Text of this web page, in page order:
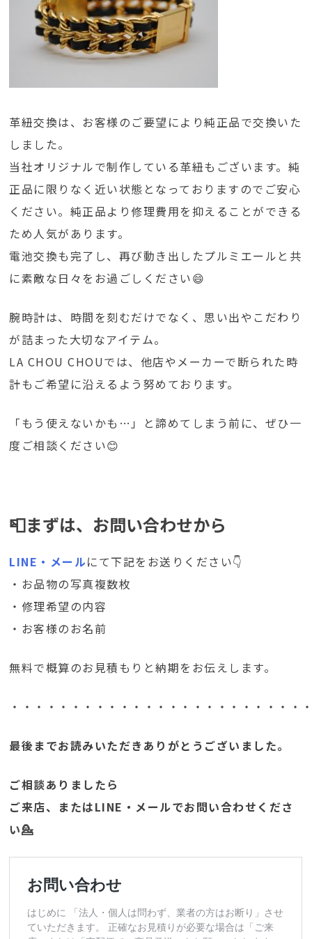
革紐交換は、お客様のご要望により純正品で交換いた
しました。
当社オリジナルで制作している革紐もございます。純
正品に限りなく近い状態となっておりますのでご安心
ください。純正品より修理費用を抑えることができる
ため人気があります。
電池交換も完了し、再び動き出したプルミエールと共
に素敵な日々をお過ごしください😄
腕時計は、時間を刻むだけでなく、思い出やこだわり
が詰まった大切なアイテム。
LA CHOU CHOUでは、他店やメーカーで断られた時
計もご希望に沿えるよう努めております。
「もう使えないかも…」と諦めてしまう前に、ぜひ一
度ご相談ください😊
📮まずは、お問い合わせから
LINE・メールにて下記をお送りください👇
・お品物の写真複数枚
・修理希望の内容
・お客様のお名前
無料で概算のお見積もりと納期をお伝えします。
・・・・・・・・・・・・・・・・・・・・・・・・
最後までお読みいただきありがとうございました。
ご相談ありましたら
ご来店、またはLINE・メールでお問い合わせくださ
い💁